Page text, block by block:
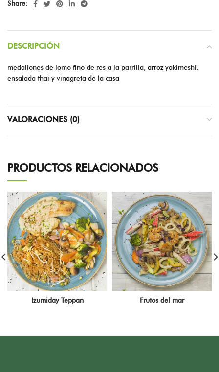
Share:
DESCRIPCIÓN
medallones de lomo fino de res a la parrilla, arroz yakimeshi,
ensalada thai y vinagreta de la casa
VALORACIONES (0)
PRODUCTOS RELACIONADOS
Izumiday Teppan Frutos del mar